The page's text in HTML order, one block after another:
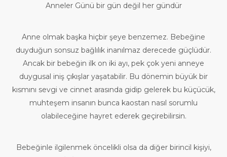
Anneler Günü bir gün değil her gündür
Anne olmak başka hiçbir şeye benzemez. Bebeğine
duyduğun sonsuz bağlılık inanılmaz derecede güçlüdür.
Ancak bir bebeğin ilk on iki ayı, pek çok yeni anneye
duygusal iniş çıkışlar yaşatabilir. Bu dönemin büyük bir
kısmını sevgi ve cinnet arasında gidip gelerek bu küçücük,
muhteşem insanın bunca kaostan nasıl sorumlu
olabileceğine hayret ederek geçirebilirsin.
Bebeğinle ilgilenmek öncelikli olsa da diğer birincil kişiyi,